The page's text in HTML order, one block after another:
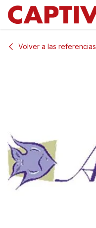
Ir al contenido
Volver a las referencias